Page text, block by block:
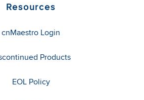
Resources
cnMaestro Login
Products
EOL Policy